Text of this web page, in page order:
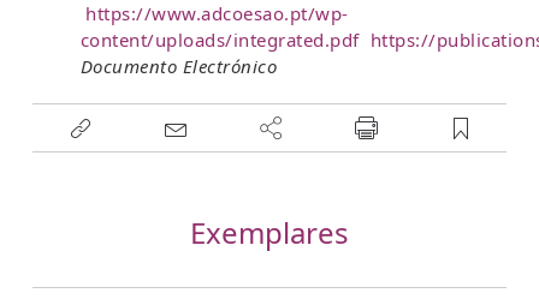
https://www.adcoesao.pt/wp-
content/uploads/integrated.pdf https://
Documento Electrónico
Exemplares